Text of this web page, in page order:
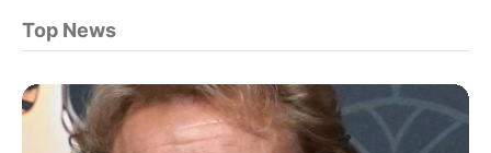
Top News